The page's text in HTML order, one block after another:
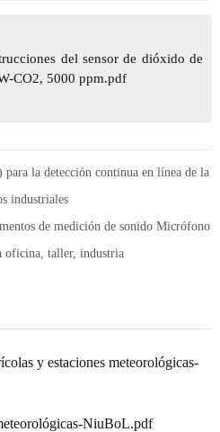
del sensor de dióxido de
CO2, 5000 ppm.pdf
para la detección continua en línea de la
industriales
de medición de sonido Micrófono
oficina, taller, industria
y estaciones meteorológicas-
NiuBoL.pdf